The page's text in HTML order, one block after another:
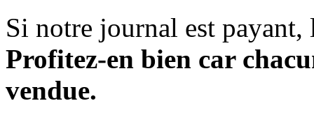
Si notre journal est payant,
Profitez-en bien car
vendue.